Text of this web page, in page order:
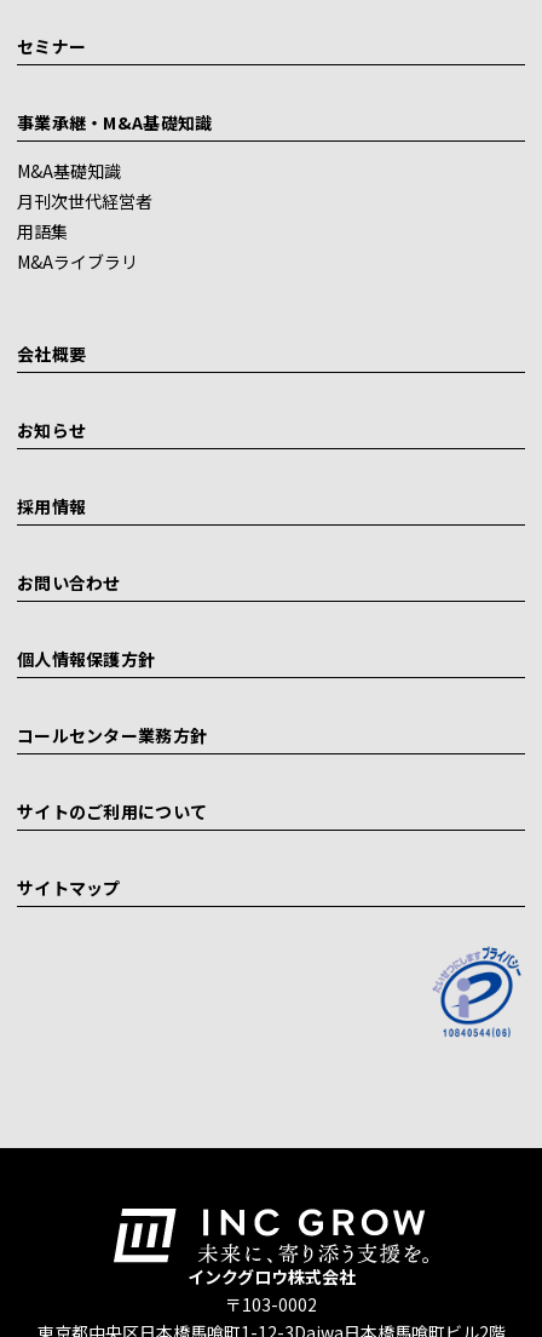
セミナー
事業承継・M&A基礎知識
M&A基礎知識
月刊次世代経営者
用語集
M&Aライブラリ
会社概要
お知らせ
採用情報
お問い合わせ
個人情報保護方針
コールセンター業務方針
サイトのご利用について
サイトマップ
インクグロウ株式会社
〒103-0002
東京都中央区日本橋馬喰町1-12-3Daiwa日本橋馬喰町ビル2階